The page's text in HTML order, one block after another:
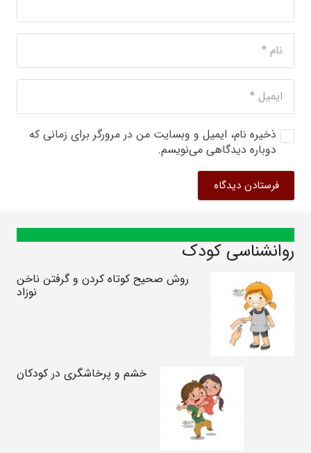
ذخیره نام، ایمیل و وبسایت من در مرورگر برای زمانی که
دوباره دیدگاهی می‌نویسم.
فرستادن دیدگاه
روانشناسی کودک
روش صحیح کوتاه کردن و گرفتن ناخن‌
نوزاد
خشم و پرخاشگری در کودکان